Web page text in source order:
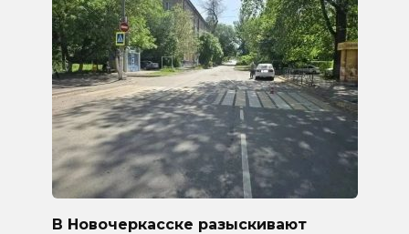
В Новочеркасске разыскивают